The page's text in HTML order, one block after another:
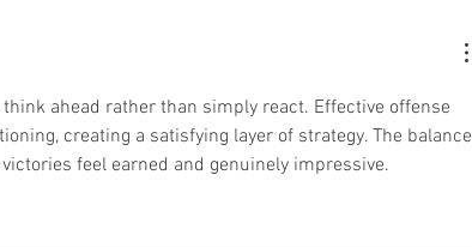
ahead rather than simply react. Effective offense
creating a satisfying layer of strategy. The balance
feel earned and genuinely impressive.